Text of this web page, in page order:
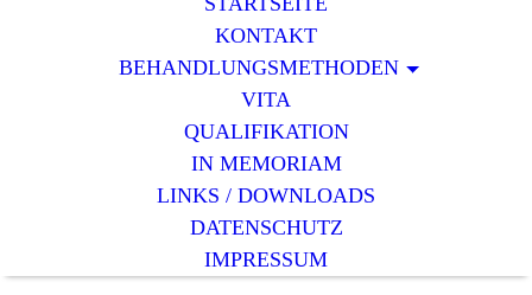
KONTAKT
BEHANDLUNGSMETHODEN
VITA
QUALIFIKATION
IN MEMORIAM
LINKS / DOWNLOADS
DATENSCHUTZ
IMPRESSUM